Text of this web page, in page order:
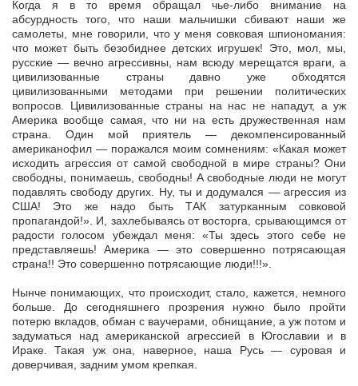
Когда я в то время обращал чье-либо внимание на
абсурдность того, что наши мальчишки сбивают наши же
самолеты, мне говорили, что у меня совковая шпиономания:
что может быть безобиднее детских игрушек! Это, мол, мы,
русские — вечно агрессивны, нам всюду мерещатся враги, а
цивилизованные страны давно уже обходятся
цивилизованными методами при решении политических
вопросов. Цивилизованные страны на нас не нападут, а уж
Америка вообще самая, что ни на есть дружественная нам
страна. Один мой приятель — декомпенсированный
американофил — поражался моим сомнениям: «Какая может
исходить агрессия от самой свободной в мире страны? Они
свободны, понимаешь, свободны! А свободные люди не могут
подавлять свободу других. Ну, ты и додумался — агрессия из
США! Это же надо быть ТАК затурканным совковой
пропагандой!». И, захлебываясь от восторга, срывающимся от
радости голосом убеждал меня: «Ты здесь этого себе не
представляешь! Америка — это совершенно потрясающая
страна!! Это совершенно потрясающие люди!!!».
Нынче понимающих, что происходит, стало, кажется, немного
больше. До сегодняшнего прозрения нужно было пройти
потерю вкладов, обман с ваучерами, обнищание, а уж потом и
задуматься над американской агрессией в Югославии и в
Ираке. Такая уж она, наверное, наша Русь — суровая и
доверчивая, задним умом крепкая.